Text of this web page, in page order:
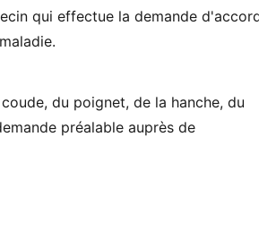
qui effectue la demande
du poignet, de la hanche, du
préalable auprès de